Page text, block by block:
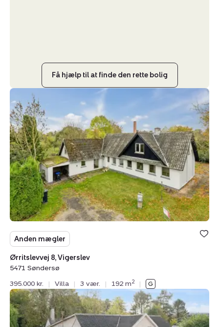
Få hjælp til at finde den rette bolig
Ørritslevvej
8,
Vigerslev,
5471
Søndersø
Anden mægler
Ørritslevvej 8, Vigerslev
5471 Søndersø
395.000 kr.
| Villa | 3 vær. | 192 m2 |
Villa:
Bogensevej
93,